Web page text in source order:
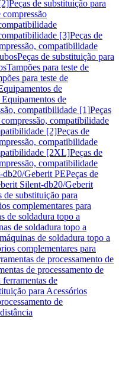
Peças de substituição para
[3]Peças de
compatibilidade
Peças de substituição para
Tampões para teste de
para teste de
de
de
compatibilidade [1]Peças
compatibilidade
[2]Peças de
compatibilidade
[2XL]Peças de
compatibilidade
db20/Geberit PEPeças de
Silent-db20/Geberit
de substituição para
complementares para
de soldadura topo a
de soldadura topo a
de soldadura topo a
complementares para
de processamento de
de processamento de
de
para Acessórios
de